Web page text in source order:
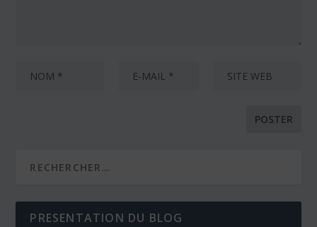
PRESENTATION DU BLOG